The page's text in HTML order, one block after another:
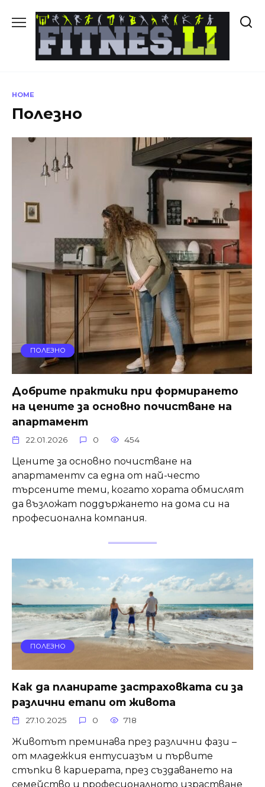
HOME
Полезно
ПОЛЕЗНО
Добрите практики при формирането
на цените за основно почистване на
апартамент
22.01.2026 0 454
Цените за основно почистване на
апартаментv са една от най-често
търсените теми, когато хората обмислят
да възложат поддържането на дома си на
професионална компания.
ПОЛЕЗНО
Как да планирате застраховката си за
различни етапи от живота
27.10.2025 0 718
Животът преминава през различни фази –
от младежкия ентусиазъм и първите
стъпки в кариерата, през създаването на
семейство и професионалното израстване